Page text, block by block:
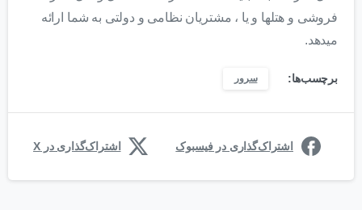
فروشی و هتلها و یا ، مشتریان نظامی و دولتی به شما ارائه
میدهد.
برچسب‌ها: سرور
اشتراک‌گذاری در فیسبوک اشتراک‌گذاری در X